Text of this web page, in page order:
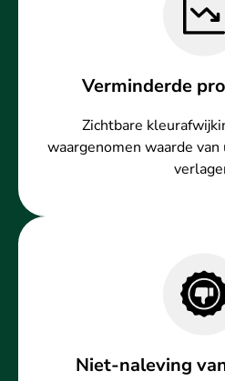
Verminderde
Zichtbare
waargenomen waarde
Niet-naleving